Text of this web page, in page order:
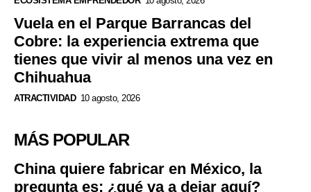
Vuela en el Parque Barrancas del
Cobre: la experiencia extrema que
tienes que vivir al menos una vez en
Chihuahua
ATRACTIVIDAD 10 agosto, 2026
MÁS POPULAR
China quiere fabricar en México, la
pregunta es: ¿qué va a dejar aquí?